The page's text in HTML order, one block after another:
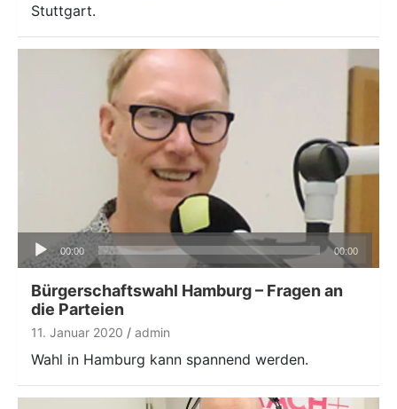
Stuttgart.
Audio-
Player
00:00 00:00
Bürgerschaftswahl Hamburg – Fragen an
die Parteien
11. Januar 2020 admin
Wahl in Hamburg kann spannend werden.